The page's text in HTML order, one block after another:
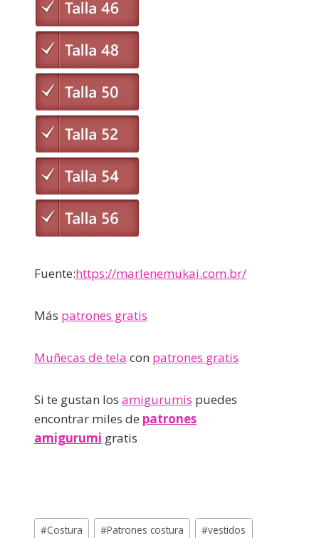
Fuente:https://marlenemukai.com.br/
Más patrones gratis
Muñecas de tela con patrones gratis
Si te gustan los amigurumis puedes
encontrar miles de patrones
amigurumi gratis
#Costura #Patrones costura #vestidos